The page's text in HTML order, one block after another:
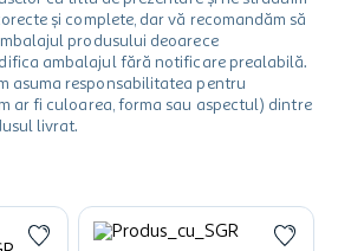
și complete, dar vă recomandăm să
produsului deoarece
ambalajul fără notificare prealabilă.
asuma responsabilitatea pentru
ar fi culoarea, forma sau aspectul) dintre
livrat.